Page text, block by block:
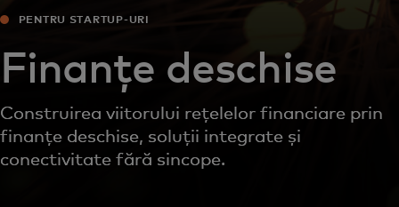
PENTRU STARTUP-URI
Finanțe deschise
Construirea viitorului rețelelor financiare prin
finanțe deschise, soluții integrate și
conectivitate fără sincope.